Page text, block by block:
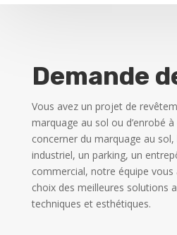
Demande
Vous avez un projet de
marquage au sol ou d’enrobé
concerner du marquage au
industriel, un parking, un
commercial, notre équipe vous
choix des meilleures solutions
techniques et esthétiques.